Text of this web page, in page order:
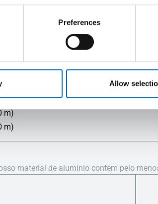
Preferences
Allow
isolante (L 4,50 m x H 2,70 m)
2,8 m x H 2,2 m)
m)
m)
m)
material de alumínio contém pelo